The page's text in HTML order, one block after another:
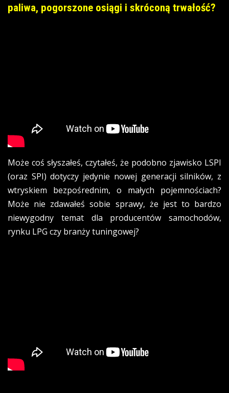
paliwa, pogorszone osiągi i skróconą trwałość?
Może coś słyszałeś, czytałeś, że podobno zjawisko LSPI
(oraz SPI) dotyczy jedynie nowej generacji silników, z
wtryskiem bezpośrednim, o małych pojemnościach?
Może nie zdawałeś sobie sprawy, że jest to bardzo
niewygodny temat dla producentów samochodów,
rynku LPG czy branży tuningowej?